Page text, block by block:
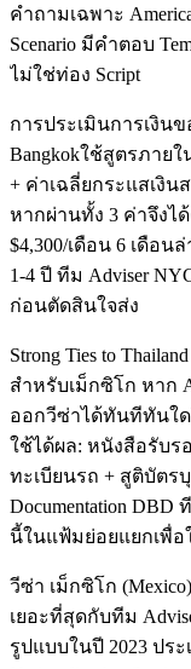
คำถามเฉพาะ
Scenario มีคำตอบ
ไม่ใช่ท่อง Script
การประเมินการเงิน
Bangkokใช้สูตรภาย
+ ค่าเฉลี่ยกระแสเงิ
หากผ่านทั้ง 3 ค่าจึงไ
$4,300/เดือน 6 เดือน
1-4 ปี ทีม Adviser
ก่อนตัดสินใจส่ง
Strong Ties to
สำหรับเม็กซิโก หาก
ออกวีซ่าได้ทันทีทันใด
ใช้ได้ผล: หนังสือรับร
ทะเบียนรถ + สูติบัตร
Documentation DBD
นี้ในแฟ้มย่อยแยกเพื่อ
วีซ่า เม็กซิโก
เยอะที่สุดกับทีม
รูปแบบในปี 2023 ประ